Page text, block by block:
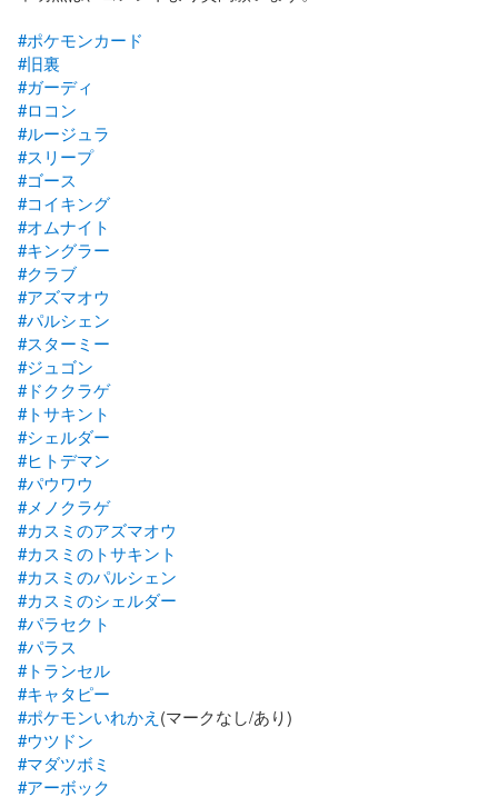
#ポケモンカード
#旧裏
#ガーディ
#ロコン
#ルージュラ
#スリープ
#ゴース
#コイキング
#オムナイト
#キングラー
#クラブ
#アズマオウ
#パルシェン
#スターミー
#ジュゴン
#ドククラゲ
#トサキント
#シェルダー
#ヒトデマン
#パウワウ
#メノクラゲ
#カスミのアズマオウ
#カスミのトサキント
#カスミのパルシェン
#カスミのシェルダー
#パラセクト
#パラス
#トランセル
#キャタピー
#ポケモンいれかえ
#ウツドン
#マダツボミ
#アーボック